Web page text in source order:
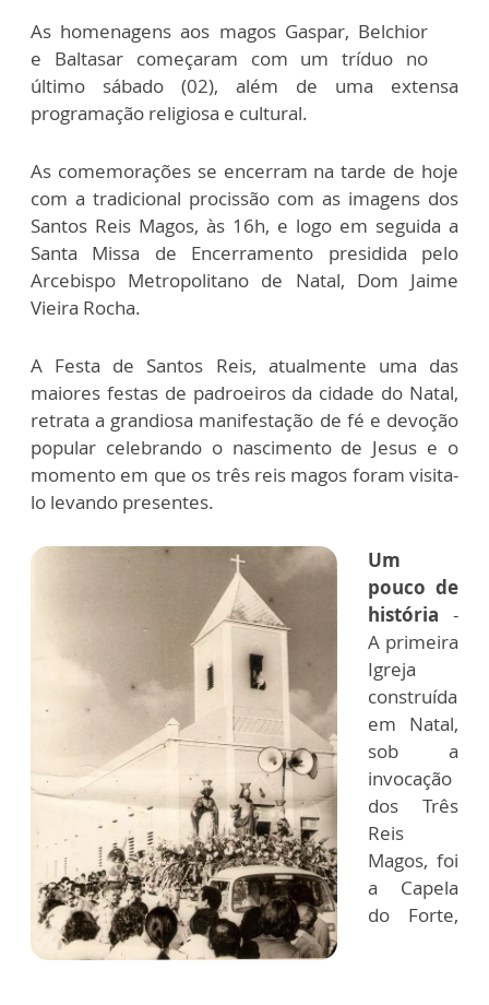
As homenagens aos magos Gaspar, Belchior
e Baltasar começaram com um tríduo no
último sábado (02), além de uma extensa
programação religiosa e cultural.
As comemorações se encerram na tarde de hoje
com a tradicional procissão com as imagens dos
Santos Reis Magos, às 16h, e logo em seguida a
Santa Missa de Encerramento presidida pelo
Arcebispo Metropolitano de Natal, Dom Jaime
Vieira Rocha.
A Festa de Santos Reis, atualmente uma das
maiores festas de padroeiros da cidade do Natal,
retrata a grandiosa manifestação de fé e devoção
popular celebrando o nascimento de Jesus e o
momento em que os três reis magos foram visita-
lo levando presentes.
Um
pouco de
história -
A primeira
Igreja
construída
em Natal,
sob a
invocação
dos Três
Reis
Magos, foi
a Capela
do Forte,